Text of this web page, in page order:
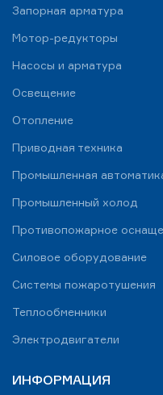
Запорная арматура
Мотор-редукторы
Насосы и арматура
Освещение
Отопление
Приводная техника
Промышленная
Промышленный холод
Противопожарное
Силовое оборудование
Системы пожаротушения
Теплообменники
Электродвигатели
ИНФОРМАЦИЯ